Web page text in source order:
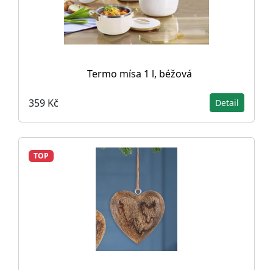
Termo mísa 1 l, béžová
359 Kč Detail
TOP